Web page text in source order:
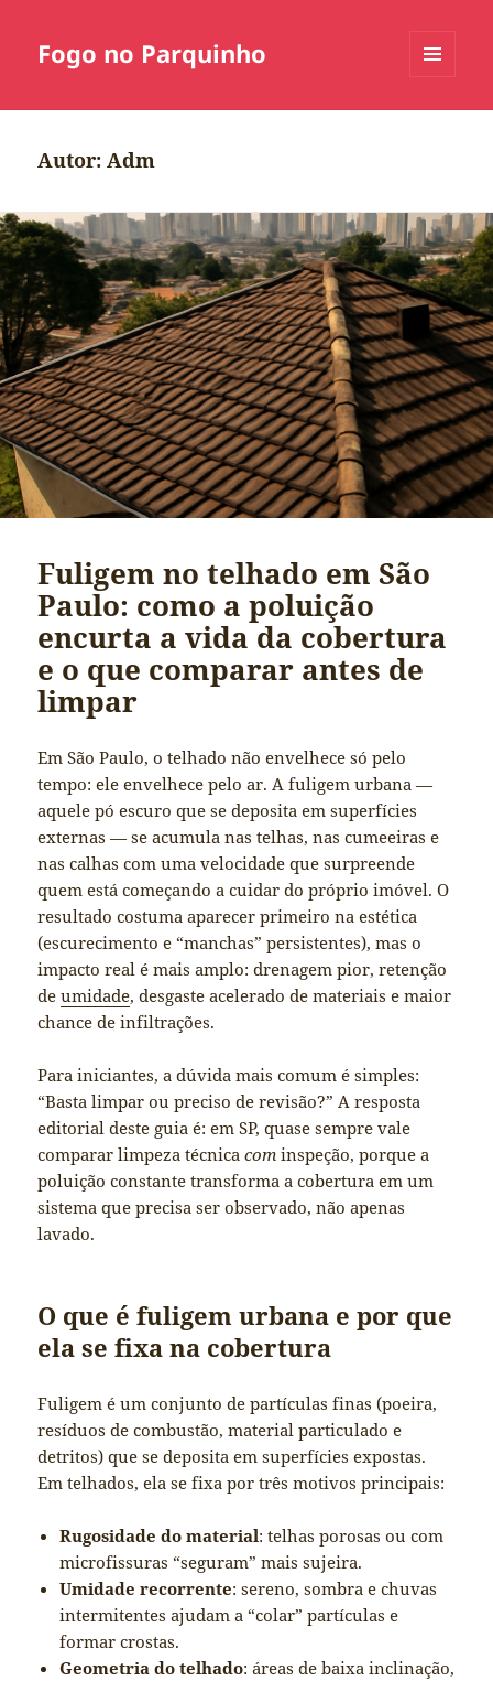
Fogo no Parquinho
Autor:Adm
Fuligem no telhado em São
Paulo: como a poluição
encurta a vida da cobertura
e o que comparar antes de
limpar
Em São Paulo, o telhado não envelhece só pelo
tempo: ele envelhece pelo ar. A fuligem urbana —
aquele pó escuro que se deposita em superfícies
externas — se acumula nas telhas, nas cumeeiras e
nas calhas com uma velocidade que surpreende
quem está começando a cuidar do próprio imóvel. O
resultado costuma aparecer primeiro na estética
(escurecimento e “manchas” persistentes), mas o
impacto real é mais amplo: drenagem pior, retenção
deumidade, desgaste acelerado de materiais e maior
chance de infiltrações.
Para iniciantes, a dúvida mais comum é simples:
“Basta limpar ou preciso de revisão?” A resposta
editorial deste guia é: em SP, quase sempre vale
comparar limpeza técnicacom inspeção, porque a
poluição constante transforma a cobertura em um
sistema que precisa ser observado, não apenas
lavado.
O que é fuligem urbana e por que
ela se fixa na cobertura
Fuligem é um conjunto de partículas finas (poeira,
resíduos de combustão, material particulado e
detritos) que se deposita em superfícies expostas.
Em telhados, ela se fixa por três motivos principais:
Rugosidade do material: telhas porosas ou com
microfissuras “seguram” mais sujeira.
Umidade recorrente: sereno, sombra e chuvas
intermitentes ajudam a “colar” partículas e
formar crostas.
Geometria do telhado: áreas de baixa inclinação,